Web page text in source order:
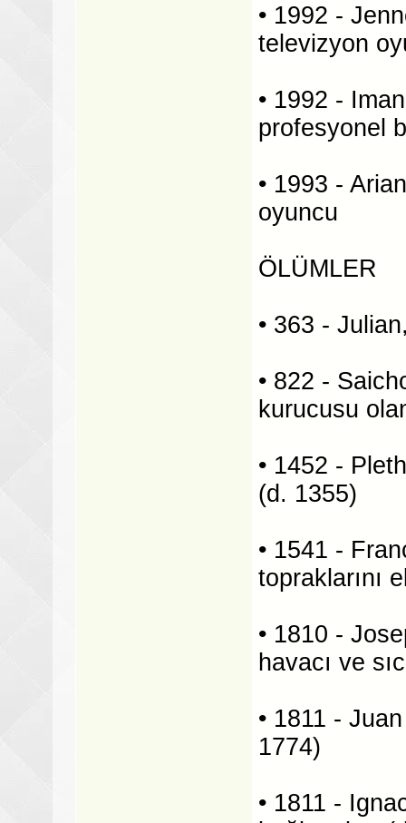
• 1992 -
televizyon
• 1992 -
profesyonel
• 1993 -
oyuncu
ÖLÜMLER
• 363 -
• 822 -
kurucusu
• 1452 -
(d. 1355)
• 1541 -
topraklarını
• 1810 -
havacı ve
• 1811 -
1774)
• 1811 -